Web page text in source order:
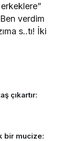
verdim
s..tı! İki
çıkartır:
bir mucize: